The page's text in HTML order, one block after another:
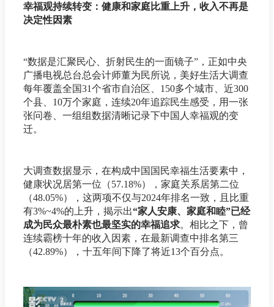
幸福观持续转变：健康和家庭比重上升，收入不再是
决定性因素
“数据是汇聚民心、折射民生的一面镜子”，正如中央
广播电视总台总会计师董为民所说，美好生活大调查
每年覆盖全国31个省市自治区、150多个城市、近300
个县、10万个家庭，连续20年追踪民生感受，用一张
张问卷、一组组数据清晰记录下中国人幸福观的变
迁。
大调查数据显示，在构成中国国民幸福生活要素中，
健康状况居第一位（57.18%），家庭关系居第二位
（48.05%），这两项不仅与2024年排名一致，且比重
有3%~4%的上升，揭示出“家人安康、家庭和睦”已经
成为民众最朴素也最坚实的幸福追求。相比之下，曾
连续霸榜十年的收入因素，在最新调查中排名第三
（42.89%），十五年间下降了将近13个百分点。